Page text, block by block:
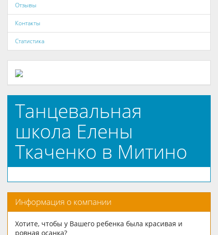
Отзывы
Контакты
Статистика
Танцевальная
школа Елены
Ткаченко в Митино
Информация о компании
Хотите, чтобы у Вашего ребенка была красивая и
ровная осанка?